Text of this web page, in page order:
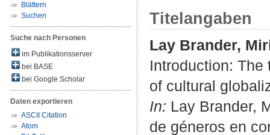
Blättern
Suchen
Suche nach Personen
im Publikationsserver
bei BASE
bei Google Scholar
Daten exportieren
ASCII Citation
Atom
Titelangaben
Lay Brander,
Introduction:
of cultural
In: Lay Brander,
de géneros en